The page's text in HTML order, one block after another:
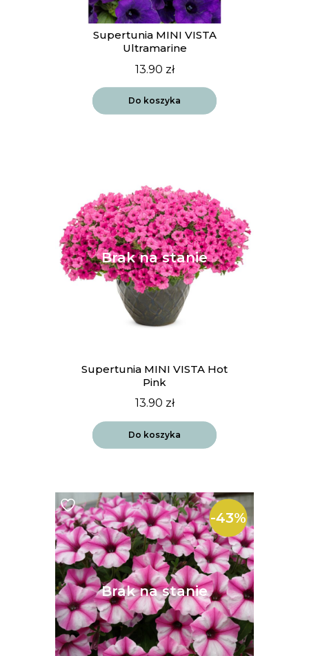
Supertunia MINI VISTA
Ultramarine
13.90 zł
Do koszyka
Supertunia MINI VISTA Hot
Pink
13.90 zł
Do koszyka
-43%